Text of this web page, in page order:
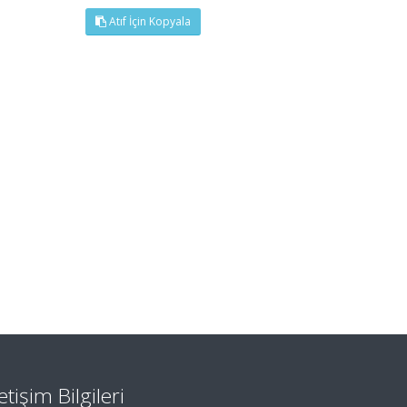
Atıf İçin Kopyala
Bilgileri